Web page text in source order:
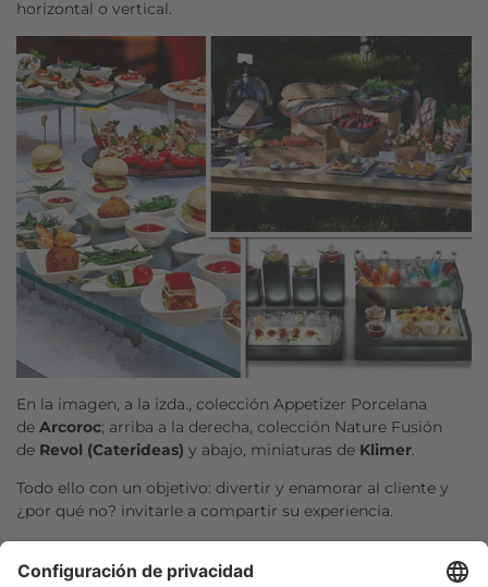
horizontal o vertical.
En la imagen, a la izda., colección Appetizer Porcelana
de Arcoroc; arriba a la derecha, colección Nature Fusión
de Revol (Caterideas) y abajo, miniaturas de Klimer.
Todo ello con un objetivo: divertir y enamorar al cliente y
¿por qué no? invitarle a compartir su experiencia.